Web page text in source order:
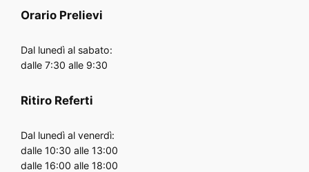
Orario Prelievi
Dal lunedì al sabato:
dalle 7:30 alle 9:30
Ritiro Referti
Dal lunedì al venerdì:
dalle 10:30 alle 13:00
dalle 16:00 alle 18:00